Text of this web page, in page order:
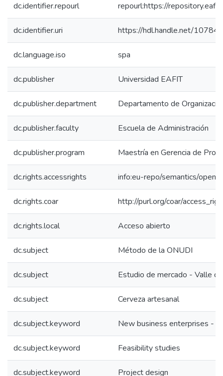
dc.identifier.repourl repourl:https://
dc.identifier.uri https://hdl.handle.net/
dc.language.iso spa
dc.publisher Universidad EAFIT
dc.publisher.department Departamento de
dc.publisher.faculty Escuela de Administración
dc.publisher.program Maestría en Gerencia de
dc.rights.accessrights info:eu-repo/semantics/
dc.rights.coar http://purl.org/coar/
dc.rights.local Acceso abierto
dc.subject Método de la ONUDI
dc.subject Estudio de mercado - Valle
dc.subject Cerveza artesanal
dc.subject.keyword New business enterprises -
dc.subject.keyword Feasibility studies
dc.subject.keyword Project design